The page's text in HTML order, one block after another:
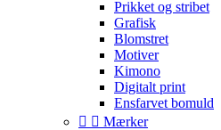
Prikket og stribet
Grafisk
Blomstret
Motiver
Kimono
Digitalt print
Ensfarvet bomuld
  Mærker